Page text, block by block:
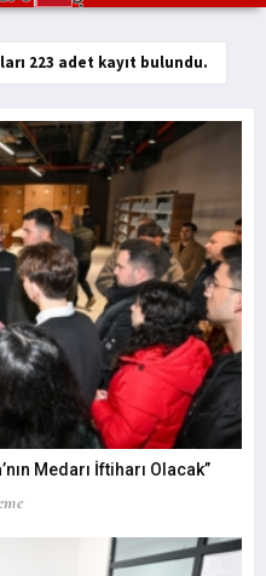
223 adet kayıt bulundu.
Medarı İftiharı Olacak”